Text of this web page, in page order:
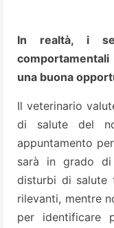
In realtà, i
una buona
Il veterinario
di salute del
appuntamento
sarà in grado di
disturbi di salute
rilevanti, mentre
per identificare